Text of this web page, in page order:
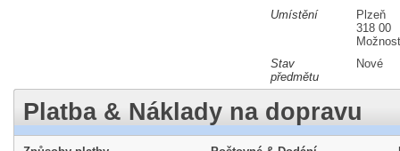
Umístění
Plzeň
318 00
Stav
předmětu
Nové
Platba & Náklady na dopravu